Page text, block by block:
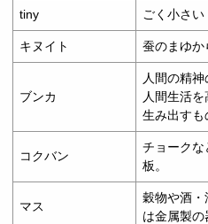
tiny ごく小さい
キヌイト 蚕のまゆか
ブンカ
人間の精神
人間生活
生み出すも
コクバン
チョーク
板。
マス
穀物や酒
は金属製の